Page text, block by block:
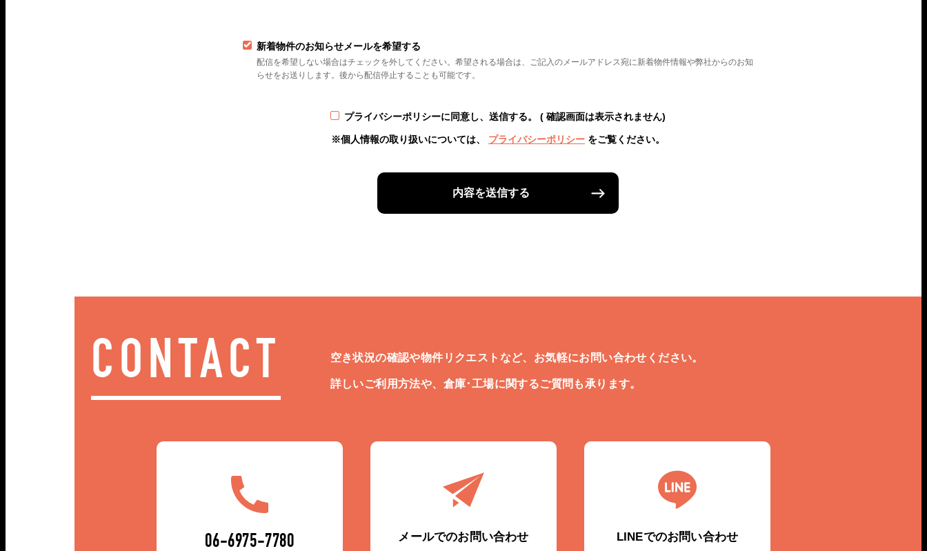
新着物件のお知らせメールを希望する
配信を希望しない場合はチェックを外してください。希望される場合は、ご記入のメールアドレス宛に新着物件情報や弊社からのお知
らせをお送りします。後から配信停止することも可能です。
プライバシーポリシーに同意し、送信する。 ( 確認画面は表示されません)
※個人情報の取り扱いについては、 プライバシーポリシー をご覧ください。
内容を送信する
CONTACT 空き状況の確認や物件リクエストなど、お気軽にお問い合わせください。
詳しいご利用方法や、倉庫･工場に関するご質問も承ります。
06-6975-7780 メールでのお問い合わせ LINEでのお問い合わせ